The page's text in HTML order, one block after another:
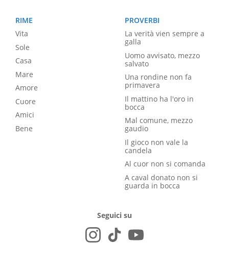
RIME
Vita
Sole
Casa
Mare
Amore
Cuore
Amici
Bene
PROVERBI
La verità vien sempre a
galla
Uomo avvisato, mezzo
salvato
Una rondine non fa
primavera
Il mattino ha l'oro in
bocca
Mal comune, mezzo
gaudio
Il gioco non vale la
candela
Al cuor non si comanda
A caval donato non si
guarda in bocca
Seguici su